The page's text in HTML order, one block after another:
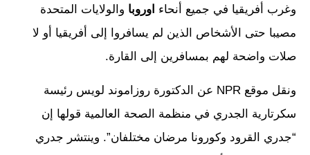
وغرب أفريقيا في جميع أنحاء اوروبا والولايات المتحدة
مصيبا حتى الأشخاص الذين لم يسافروا إلى أفريقيا أو لا
صلات واضحة لهم بمسافرين إلى القارة.
ونقل موقع NPR عن الدكتورة روزاموند لويس رئيسة
سكرتارية الجدري في منظمة الصحة العالمية قولها إن
“جدري القرود وكورونا مرضان مختلفان”. وينتشر جدري